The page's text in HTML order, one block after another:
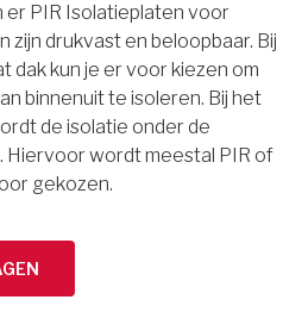
PIR Isolatieplaten voor
zijn drukvast en beloopbaar. Bij
dak kun je er voor kiezen om
binnenuit te isoleren. Bij het
de isolatie onder de
Hiervoor wordt meestal PIR of
gekozen.